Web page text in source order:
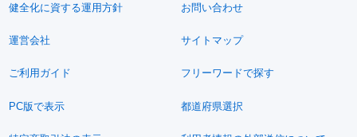
健全化に資する運用方針 お問い合わせ
運営会社 サイトマップ
ご利用ガイド フリーワードで探す
PC版で表示 都道府県選択